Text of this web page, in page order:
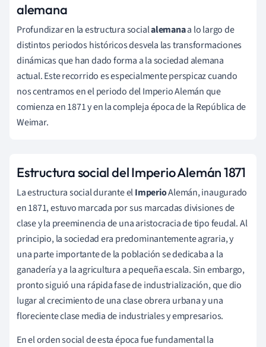
alemana
Profundizar en la estructura socialalemanaa lo largo de
distintos periodos históricos desvela las transformaciones
dinámicas que han dado forma a la sociedad alemana
actual. Este recorrido es especialmente perspicaz cuando
nos centramos en el periodo del Imperio Alemán que
comienza en 1871 y en la compleja época de la República de
Weimar.
Estructura social del Imperio Alemán 1871
La estructura social durante elImperioAlemán, inaugurado
en 1871, estuvo marcada por sus marcadas divisiones de
clase y la preeminencia de una aristocracia de tipo feudal. Al
principio, la sociedad era predominantemente agraria, y
una parte importante de la población se dedicaba a la
ganadería y a la agricultura a pequeña escala. Sin embargo,
pronto siguió una rápida fase de industrialización, que dio
lugar al crecimiento de una clase obrera urbana y una
floreciente clase media de industriales y empresarios.
En el orden social de esta época fue fundamental la